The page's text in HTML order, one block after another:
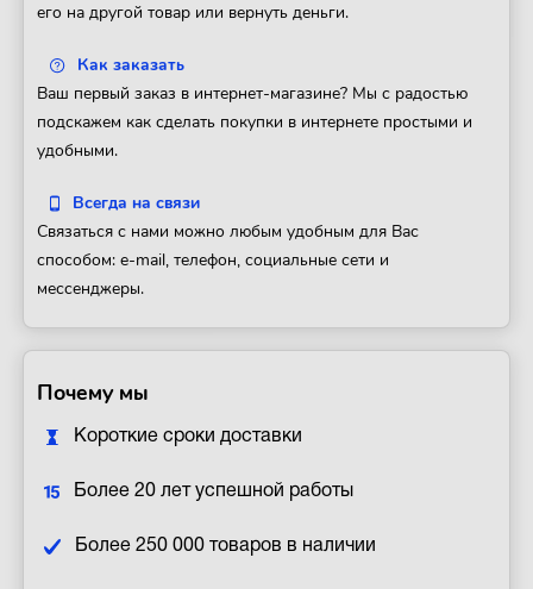
его на другой товар или вернуть деньги.
Как заказать
Ваш первый заказ в интернет-магазине? Мы с радостью
подскажем как сделать покупки в интернете простыми и
удобными.
Всегда на связи
Связаться с нами можно любым удобным для Вас
способом: e-mail, телефон, социальные сети и
мессенджеры.
Почему мы
Короткие сроки доставки
Более 20 лет успешной работы
Более 250 000 товаров в наличии